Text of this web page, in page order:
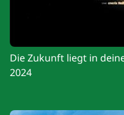
Die Zukunft liegt in
2024